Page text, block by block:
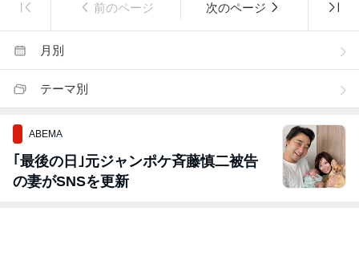
前のページ 次のページ
月別
テーマ別
ABEMA
｢最後の日｣元ジャンポケ斉藤慎二被告
の妻がSNSを更新